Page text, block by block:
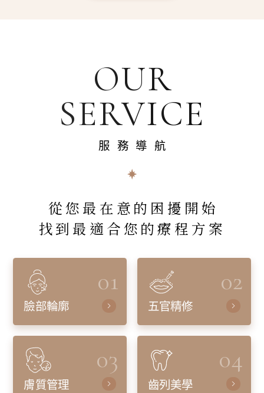
OUR
SERVICE
服務導航
從您最在意的困擾開始
找到最適合您的療程方案
01
臉部輪廓
02
五官精修
03
膚質管理
04
齒列美學